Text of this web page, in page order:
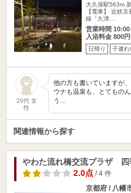
大久保駅563m
【電車】 近鉄
線「久津…
営業時間
入浴料金 800円
日帰り 子連れ
20代 女
性
他の方も書いていますが
ウナも温泉も、とてもの
う…
関連情報から探す
やわた流れ橋交流プラザ 四
2.0点/ 4 件
京都府 / 八幡